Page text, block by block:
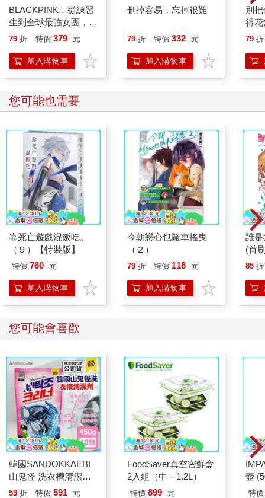
BLACKPINK：從練習
生到全球最強女團，看
Jisoo、Jennie、
世界，創造K-pop傳
奇！
79 折 特價 379 元
加入購物車
刪掉容易，忘掉很難
79 折 特價 332 元
加入購物車
別
得
—理
79 折
您可能也需要
靠死亡遊戲混飯吃。
（９）【特裝版】
特價 760 元
加入購物車
今朝戀心也隨車搖曳
（２）
79 折 特價 118 元
加入購物車
誰
(首
85 折
您可能會喜歡
韓國SANDOKKAEBI
山鬼怪 洗衣槽清潔劑
450公克-10包組
59 折 特價 591 元
FoodSaver真空密鮮盒
2入組（中－1.2L）
特價 899 元
壺
特價